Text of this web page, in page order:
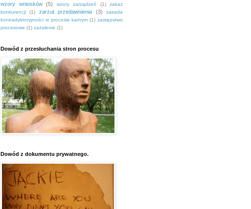
wzory wniosków (5) wzory zarządzeń (1)
zakaz
konkurencji
(1) zarzut przedawnienia (3)
zasada
kontradyktoryjności w procesie karnym (1) zastępstwo
procesowe (1) zażalenie (1)
Dowód z przesłuchania stron procesu
Dowód z dokumentu prywatnego.